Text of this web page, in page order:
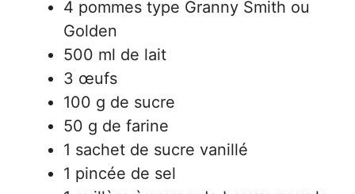
4 pommes type Granny Smith ou
Golden
500 ml de lait
3 œufs
100 g de sucre
50 g de farine
1 sachet de sucre vanillé
1 pincée de sel